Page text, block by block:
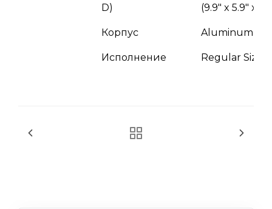
D) (9.9" x 5.9" x
Корпус Aluminum
Исполнение Regular Size